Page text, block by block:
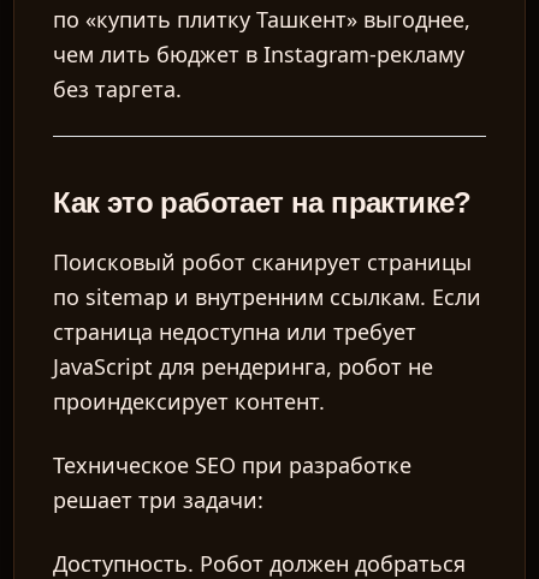
по «купить плитку Ташкент» выгоднее,
чем лить бюджет в Instagram-рекламу
без таргета.
Как это работает на практике?
Поисковый робот сканирует страницы
по sitemap и внутренним ссылкам. Если
страница недоступна или требует
JavaScript для рендеринга, робот не
проиндексирует контент.
Техническое SEO при разработке
решает три задачи:
Доступность. Робот должен добраться